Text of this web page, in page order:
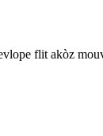
flit akòz